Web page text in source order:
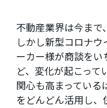
不動産業界は今まで
しかし新型コロナ
ーカー様が商談をい
ど、変化が起こって
関心も高まっている
をどんどん活用し、